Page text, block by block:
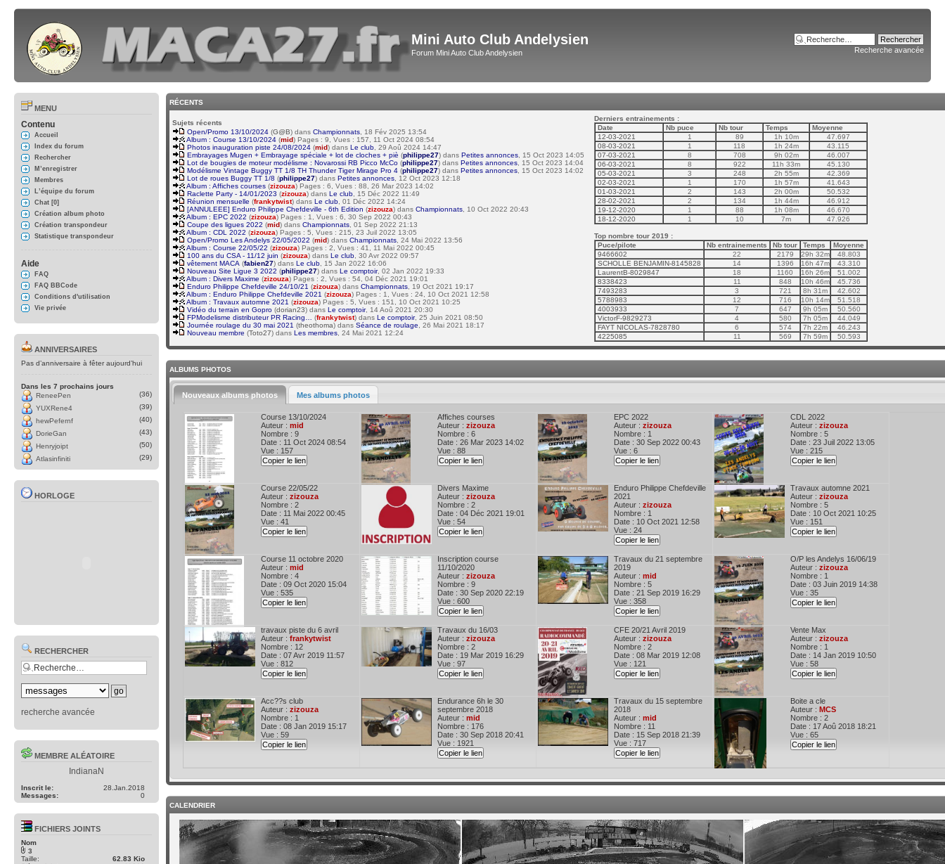
Mini Auto Club Andelysien
Forum Mini Auto Club Andelysien Recherche avancée
MENU
Contenu
Accueil
Index du forum
Rechercher
M’enregistrer
Membres
L’équipe du forum
Chat [0]
Création album photo
Création transpondeur
Statistique transpondeur
Aide
FAQ
FAQ BBCode
Conditions d'utilisation
Vie privée
ANNIVERSAIRES
Pas d’anniversaire à fêter aujourd’hui
Dans les 7 prochains jours
ReneePen
(36)
YUXRene4
(39)
hewPefernf
(40)
DorieGan
(43)
Henryjoipt
(50)
Atlasinfiniti
(29)
HORLOGE
RECHERCHER
recherche avancée
MEMBRE ALÉATOIRE
IndianaN
Inscrit le:
28.Jan.2018
Messages:
0
FICHIERS JOINTS
Nom
3
Taille:
62.83 Kio
RÉCENTS
Sujets récents
Open/Promo 13/10/2024 (G@B) dans Championnats , 18 Fév 2025 13:54
Album : Course 13/10/2024 (mid) Pages : 9, Vues : 157, 11 Oct 2024 08:54
Photos inauguration piste 24/08/2024 (mid) dans Le club , 29 Aoû 2024 14:47
Embrayages Mugen + Embrayage spéciale + lot de cloches + piè (philippe27) dans Petites annonces , 15 Oct 2023 14:05
Lot de bougies de moteur modélisme : Novarossi RB Picco McCo (philippe27) dans Petites annonces , 15 Oct 2023 14:04
Modélisme Vintage Buggy TT 1/8 TH Thunder Tiger Mirage Pro 4 (philippe27) dans Petites annonces , 15 Oct 2023 14:02
Lot de roues Buggy TT 1/8 (philippe27) dans Petites annonces , 12 Oct 2023 12:18
Album : Affiches courses (zizouza) Pages : 6, Vues : 88, 26 Mar 2023 14:02
Raclette Party - 14/01/2023 (zizouza) dans Le club , 15 Déc 2022 11:49
Réunion mensuelle (frankytwist) dans Le club , 01 Déc 2022 14:24
[ANNULEEE] Enduro Philippe Chefdeville - 6th Edition (zizouza) dans Championnats , 10 Oct 2022 20:43
Album : EPC 2022 (zizouza) Pages : 1, Vues : 6, 30 Sep 2022 00:43
Coupe des ligues 2022 (mid) dans Championnats , 01 Sep 2022 21:13
Album : CDL 2022 (zizouza) Pages : 5, Vues : 215, 23 Juil 2022 13:05
Open/Promo Les Andelys 22/05/2022 (mid) dans Championnats , 24 Mai 2022 13:56
Album : Course 22/05/22 (zizouza) Pages : 2, Vues : 41, 11 Mai 2022 00:45
100 ans du CSA - 11/12 juin (zizouza) dans Le club , 30 Avr 2022 09:57
vêtement MACA (fabien27) dans Le club , 15 Jan 2022 16:06
Nouveau Site Ligue 3 2022 (philippe27) dans Le comptoir, 02 Jan 2022 19:33
Album : Divers Maxime (zizouza) Pages : 2, Vues : 54, 04 Déc 2021 19:01
Enduro Philippe Chefdeville 24/10/21 (zizouza) dans Championnats , 19 Oct 2021 19:17
Album : Enduro Philippe Chefdeville 2021 (zizouza) Pages : 1, Vues : 24, 10 Oct 2021 12:58
Album : Travaux automne 2021 (zizouza) Pages : 5, Vues : 151, 10 Oct 2021 10:25
Vidéo du terrain en Gopro (dorian23) dans Le comptoir, 14 Aoû 2021 20:30
FPModelisme distributeur PR Racing…
(frankytwist) dans Le comptoir, 25 Juin 2021 08:50
Journée roulage du 30 mai 2021 (theothoma) dans Séance de roulage , 26 Mai 2021 18:17
Nouveau membre (Toto27) dans Les membres , 24 Mai 2021 12:24
Derniers entrainements :
Date
Nb puce Nb tour Temps
Moyenne
12-03-2021
1 89 1h 10m
47.697
08-03-2021
1 118 1h 24m
43.115
07-03-2021
8 708 9h 02m
46.007
06-03-2021
8 922 11h 33m
45.130
05-03-2021
3 248 2h 55m
42.369
02-03-2021
1 170 1h 57m
41.643
01-03-2021
2 143 2h 00m
50.532
28-02-2021
2 134 1h 44m
46.912
19-12-2020
1 88 1h 08m
46.670
18-12-2020
1 10 7m 47.926
Top nombre tour 2019 :
Puce/pilote
Nb entrainements Nb tour Temps
Moyenne
9466602
22 2179 29h 32m
48.803
SCHOLLE BENJAMIN-8145828
14 1396 16h 47m
43.310
LaurentB-8029847
18 1160 16h 26m
51.002
8338423
11 848 10h 46m
45.736
7493283
3 721 8h 31m
42.602
5788983
12 716 10h 14m
51.518
4003933
7 647 9h 05m
50.560
VictorF-9829273
4 580 7h 05m
44.049
FAYT NICOLAS-7828780
6 574 7h 22m
46.243
4225085
11 569 7h 59m 50.593
ALBUMS PHOTOS
Nouveaux albums photos Mes albums photos
Course 13/10/2024
Auteur : mid
Nombre : 9
Date : 11 Oct 2024 08:54
Vue : 157
Copier le lien
Affiches courses
Auteur : zizouza
Nombre : 6
Date : 26 Mar 2023 14:02
Vue : 88
Copier le lien
EPC 2022
Auteur : zizouza
Nombre : 1
Date : 30 Sep 2022 00:43
Vue : 6
Copier le lien
CDL 2022
Auteur : zizouza
Nombre : 5
Date : 23 Juil 2022 13:05
Vue : 215
Copier le lien
Course 22/05/22
Auteur : zizouza
Nombre : 2
Date : 11 Mai 2022 00:45
Vue : 41
Copier le lien
Divers Maxime
Auteur : zizouza
Nombre : 2
Date : 04 Déc 2021 19:01
Vue : 54
Copier le lien
Enduro Philippe Chefdeville
2021
Auteur : zizouza
Nombre : 1
Date : 10 Oct 2021 12:58
Vue : 24
Copier le lien
Travaux automne 2021
Auteur : zizouza
Nombre : 5
Date : 10 Oct 2021 10:25
Vue : 151
Copier le lien
Course 11 octobre 2020
Auteur : mid
Nombre : 4
Date : 09 Oct 2020 15:04
Vue : 535
Copier le lien
Inscription course
11/10/2020
Auteur : zizouza
Nombre : 9
Date : 30 Sep 2020 22:19
Vue : 600
Copier le lien
Travaux du 21 septembre
2019
Auteur : mid
Nombre : 5
Date : 21 Sep 2019 16:29
Vue : 358
Copier le lien
O/P les Andelys 16/06/19
Auteur : zizouza
Nombre : 1
Date : 03 Juin 2019 14:38
Vue : 35
Copier le lien
travaux piste du 6 avril
Auteur : frankytwist
Nombre : 12
Date : 07 Avr 2019 11:57
Vue : 812
Copier le lien
Travaux du 16/03
Auteur : zizouza
Nombre : 2
Date : 19 Mar 2019 16:29
Vue : 97
Copier le lien
CFE 20/21 Avril 2019
Auteur : zizouza
Nombre : 2
Date : 08 Mar 2019 12:08
Vue : 121
Copier le lien
Vente Max
Auteur : zizouza
Nombre : 1
Date : 14 Jan 2019 10:50
Vue : 58
Copier le lien
Acc??s club
Auteur : zizouza
Nombre : 1
Date : 08 Jan 2019 15:17
Vue : 59
Copier le lien
Endurance 6h le 30
septembre 2018
Auteur : mid
Nombre : 176
Date : 30 Sep 2018 20:41
Vue : 1921
Copier le lien
Travaux du 15 septembre
2018
Auteur : mid
Nombre : 11
Date : 15 Sep 2018 21:39
Vue : 717
Copier le lien
Boite a cle
Auteur : MCS
Nombre : 2
Date : 17 Aoû 2018 18:21
Vue : 65
Copier le lien
CALENDRIER